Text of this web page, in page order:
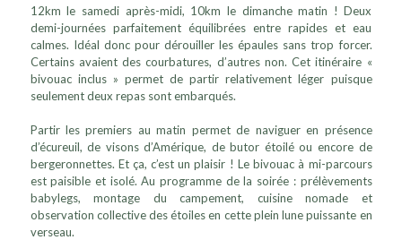
12km le samedi après-midi, 10km le dimanche matin ! Deux
demi-journées parfaitement équilibrées entre rapides et eau
calmes. Idéal donc pour dérouiller les épaules sans trop forcer.
Certains avaient des courbatures, d’autres non. Cet itinéraire «
bivouac inclus » permet de partir relativement léger puisque
seulement deux repas sont embarqués.
Partir les premiers au matin permet de naviguer en présence
d’écureuil, de visons d’Amérique, de butor étoilé ou encore de
bergeronnettes. Et ça, c’est un plaisir ! Le bivouac à mi-parcours
est paisible et isolé. Au programme de la soirée : prélèvements
babylegs, montage du campement, cuisine nomade et
observation collective des étoiles en cette plein lune puissante en
verseau.